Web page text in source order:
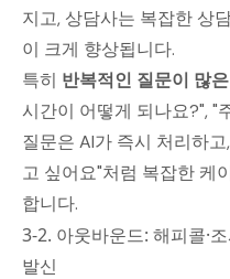
지고, 상담사는 복잡한 상
이 크게 향상됩니다.
특히 반복적인 질문이 많
시간이 어떻게 되나요?", "
질문은 AI가 즉시 처리하
고 싶어요"처럼 복잡한 케
합니다.
3-2. 아웃바운드: 해피콜·
발신